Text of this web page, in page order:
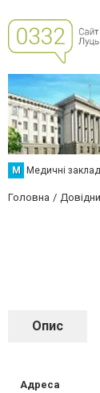
М Медичні
Головна
Опис
Адреса